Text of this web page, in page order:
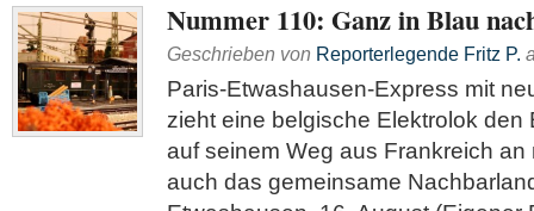
Nummer 110: Ganz in Blau
Geschrieben von Reporterlegende Fritz P.
Paris-Etwashausen-Express mit
zieht eine belgische Elektrolok den
auf seinem Weg aus Frankreich an
auch das gemeinsame